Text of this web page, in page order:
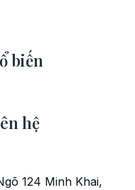
biến
hệ
124 Minh Khai,